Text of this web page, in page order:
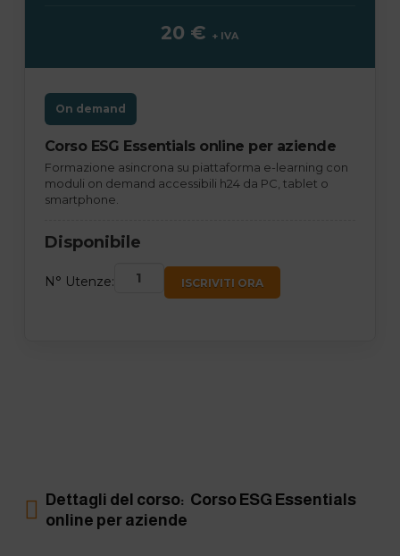
20 € + IVA
On demand
Corso ESG Essentials online per aziende
Formazione asincrona su piattaforma e-learning con
moduli on demand accessibili h24 da PC, tablet o
smartphone.
Disponibile
N° Utenze: ISCRIVITI ORA
Dettagli del corso: Corso ESG Essentials
online per aziende